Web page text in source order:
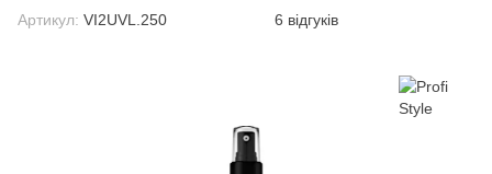
Артикул: VI2UVL.250 6 відгуків